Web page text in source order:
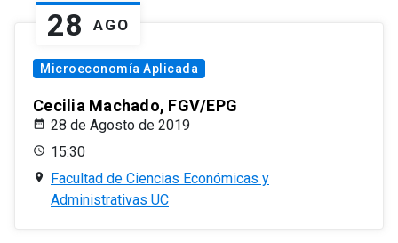
28 AGO
Microeconomía Aplicada
Cecilia Machado, FGV/EPG
28 de Agosto de 2019
15:30
Facultad de Ciencias Económicas y
Administrativas UC